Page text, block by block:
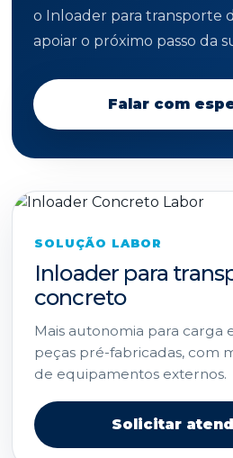
o Inloader para transporte
apoiar o próximo passo da
Falar com
SOLUÇÃO LABOR
Inloader para
concreto
Mais autonomia para carga
peças pré-fabricadas, com
de equipamentos externos.
Solicitar